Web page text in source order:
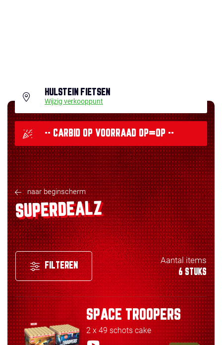
HULSTEIN FIETSEN
Wijzig verkooppunt
-- CARBID OP VOORRAAD OP=OP --
naar beginscherm
SUPERDEALZ
FILTEREN
Aantal items
6 STUKS
SPACE TROOPERS
2 x 49 schots cake